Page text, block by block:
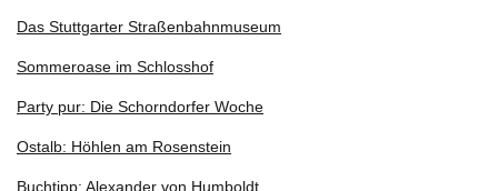
Das Stuttgarter Straßenbahnmuseum
Sommeroase im Schlosshof
Party pur: Die Schorndorfer Woche
Ostalb: Höhlen am Rosenstein
Buchtipp: Alexander von Humboldt